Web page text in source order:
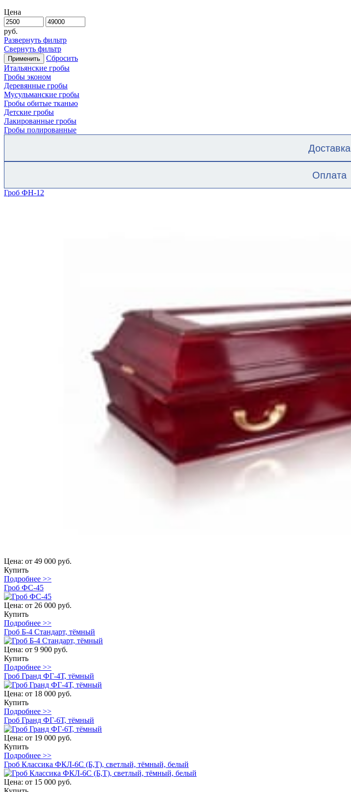
Цена
руб.
Развернуть фильтр
Свернуть фильтр
Применить
Сбросить
Итальянские гробы
Гробы эконом
Деревянные гробы
Мусульманские гробы
Гробы обитые тканью
Детские гробы
Лакированные гробы
Гробы полированные
Доставка
Оплата
Гроб ФН-12
Цена: от 49 000 руб.
Купить
Подробнее >>
Гроб ФС-45
Цена: от 26 000 руб.
Купить
Подробнее >>
Гроб Б-4 Стандарт, тёмный
Цена: от 9 900 руб.
Купить
Подробнее >>
Гроб Гранд ФГ-4Т, тёмный
Цена: от 18 000 руб.
Купить
Подробнее >>
Гроб Гранд ФГ-6Т, тёмный
Цена: от 19 000 руб.
Купить
Подробнее >>
Гроб Классика ФКЛ-6С (Б,Т), светлый, тёмный, белый
Цена: от 15 000 руб.